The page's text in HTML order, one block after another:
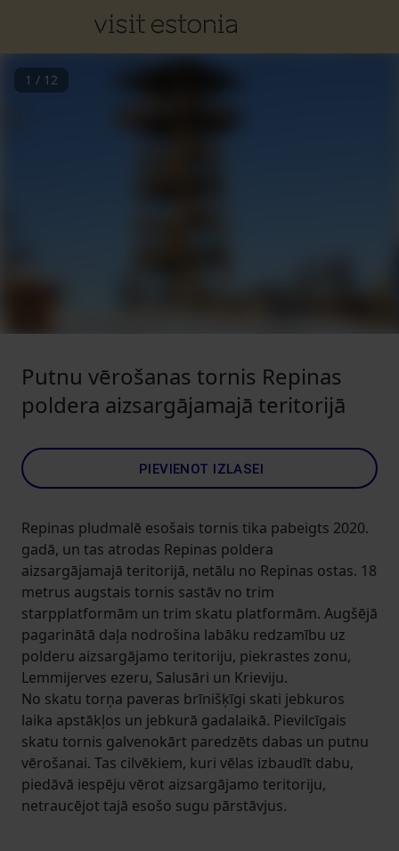
1 / 12
Putnu vērošanas tornis Repinas
poldera aizsargājamajā teritorijā
PIEVIENOT IZLASEI
Repinas pludmalē esošais tornis tika pabeigts 2020.
gadā, un tas atrodas Repinas poldera
aizsargājamajā teritorijā, netālu no Repinas ostas. 18
metrus augstais tornis sastāv no trim
starpplatformām un trim skatu platformām. Augšējā
pagarinātā daļa nodrošina labāku redzamību uz
polderu aizsargājamo teritoriju, piekrastes zonu,
Lemmijerves ezeru, Salusāri un Krieviju.
No skatu torņa paveras brīnišķīgi skati jebkuros
laika apstākļos un jebkurā gadalaikā. Pievilcīgais
skatu tornis galvenokārt paredzēts dabas un putnu
vērošanai. Tas cilvēkiem, kuri vēlas izbaudīt dabu,
piedāvā iespēju vērot aizsargājamo teritoriju,
netraucējot tajā esošo sugu pārstāvjus.